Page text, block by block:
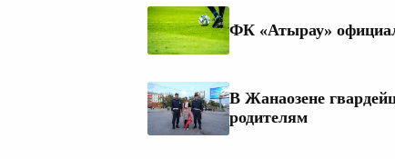
ФК «Атырау»
В Жанаозене
родителям